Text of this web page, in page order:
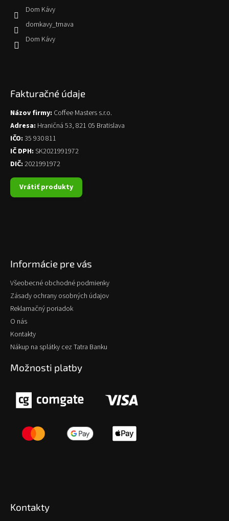
Dom Kávy
domkavy_trnava
Dom Kávy
Fakturačné údaje
Názov firmy: Coffee Masters s.r.o.
Adresa: Hraničná 53, 821 05 Bratislava
IČO: 35 930 811
IČ DPH: SK2021991972
DIČ: 2021991972
Vrátiť produkty
Informácie pre vás
Všeobecné obchodné podmienky
Zásady ochrany osobných údajov
Reklamačný poriadok
O nás
Kontakty
Nákup na splátky cez Tatra Banku
Možnosti platby
Kontakty